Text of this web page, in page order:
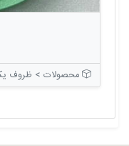
محصولات > ظروف یکبار